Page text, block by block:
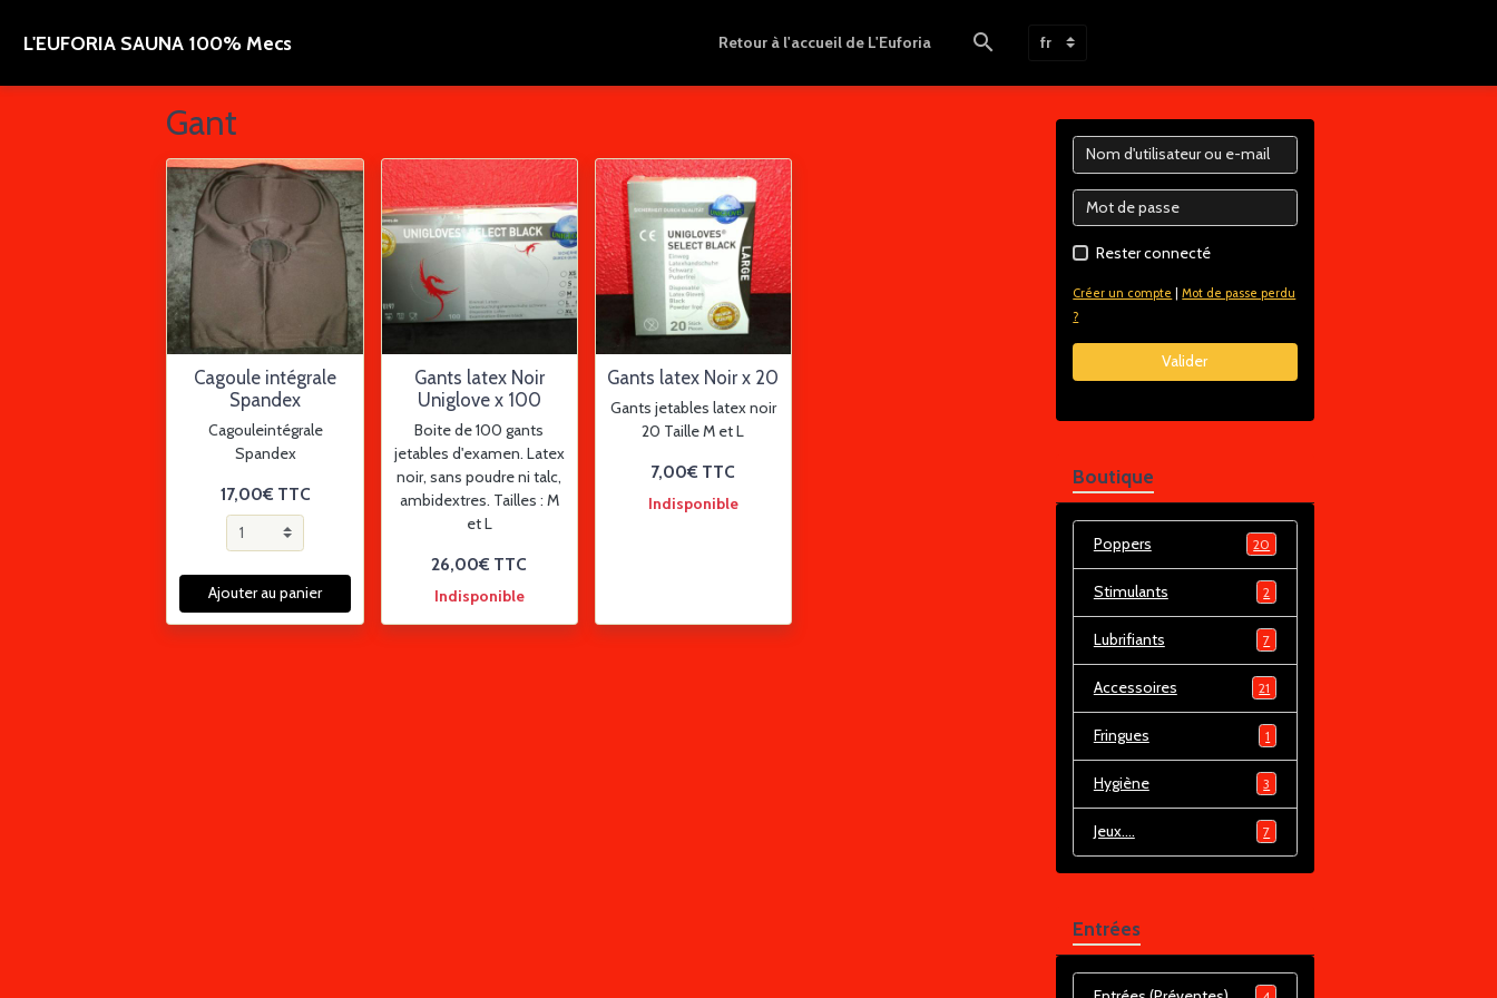
L'EUFORIA SAUNA 100% Mecs Retour à l'accueil de L'Euforia
Gant
Cagoule intégrale
Spandex
Cagouleintégrale
Spandex
17,00€ TTC
Ajouter au panier
Gants latex Noir
Uniglove x 100
Boite de 100 gants
jetables d'examen. Latex
noir, sans poudre ni talc,
ambidextres. Tailles : M
et L
26,00€ TTC
Indisponible
Gants latex Noir x 20
Gants jetables latex noir
20 Taille M et L
7,00€ TTC
Indisponible
Rester connecté
Créer un compte |Mot de passe perdu
?
Valider
Boutique
Poppers 20
Stimulants 2
Lubrifiants 7
Accessoires 21
Fringues 1
Hygiène 3
Jeux.... 7
Entrées